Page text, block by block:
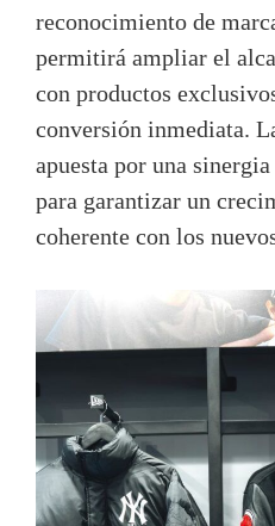
reconocimiento de
permitirá ampliar el
con productos
conversión inmediata.
apuesta por una
para garantizar un
coherente con los